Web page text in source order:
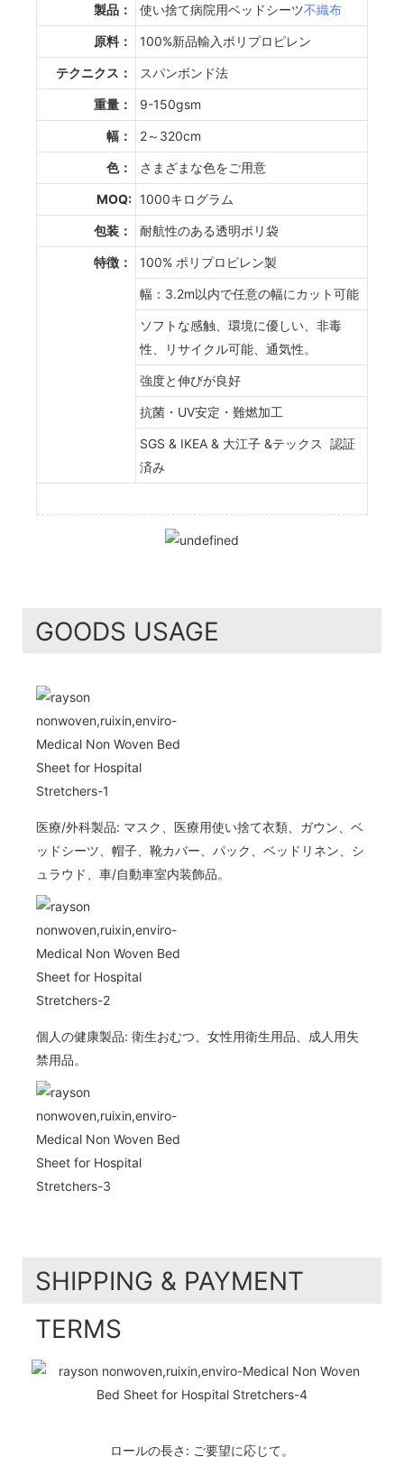
製品： 使い捨て病院用ベッドシーツ不織布
原料： 100%新品輸入ポリプロピレン
テクニクス： スパンボンド法
重量： 9-150gsm
幅： 2～320cm
色： さまざまな色をご用意
MOQ: 1000キログラム
包装： 耐航性のある透明ポリ袋
特徴： 100% ポリプロピレン製
幅：3.2m以内で任意の幅にカット可能
ソフトな感触、環境に優しい、非毒
性、リサイクル可能、通気性。
強度と伸びが良好
抗菌・UV安定・難燃加工
SGS & IKEA & 大江子 &テックス 認証
済み
GOODS USAGE
医療/外科製品: マスク、医療用使い捨て衣類、ガウン、ベ
ッドシーツ、帽子、靴カバー、パック、ベッドリネン、シ
ュラウド、車/自動車室内装飾品。
個人の健康製品: 衛生おむつ、女性用衛生用品、成人用失
禁用品。
SHIPPING & PAYMENT
TERMS
ロールの長さ: ご要望に応じて。